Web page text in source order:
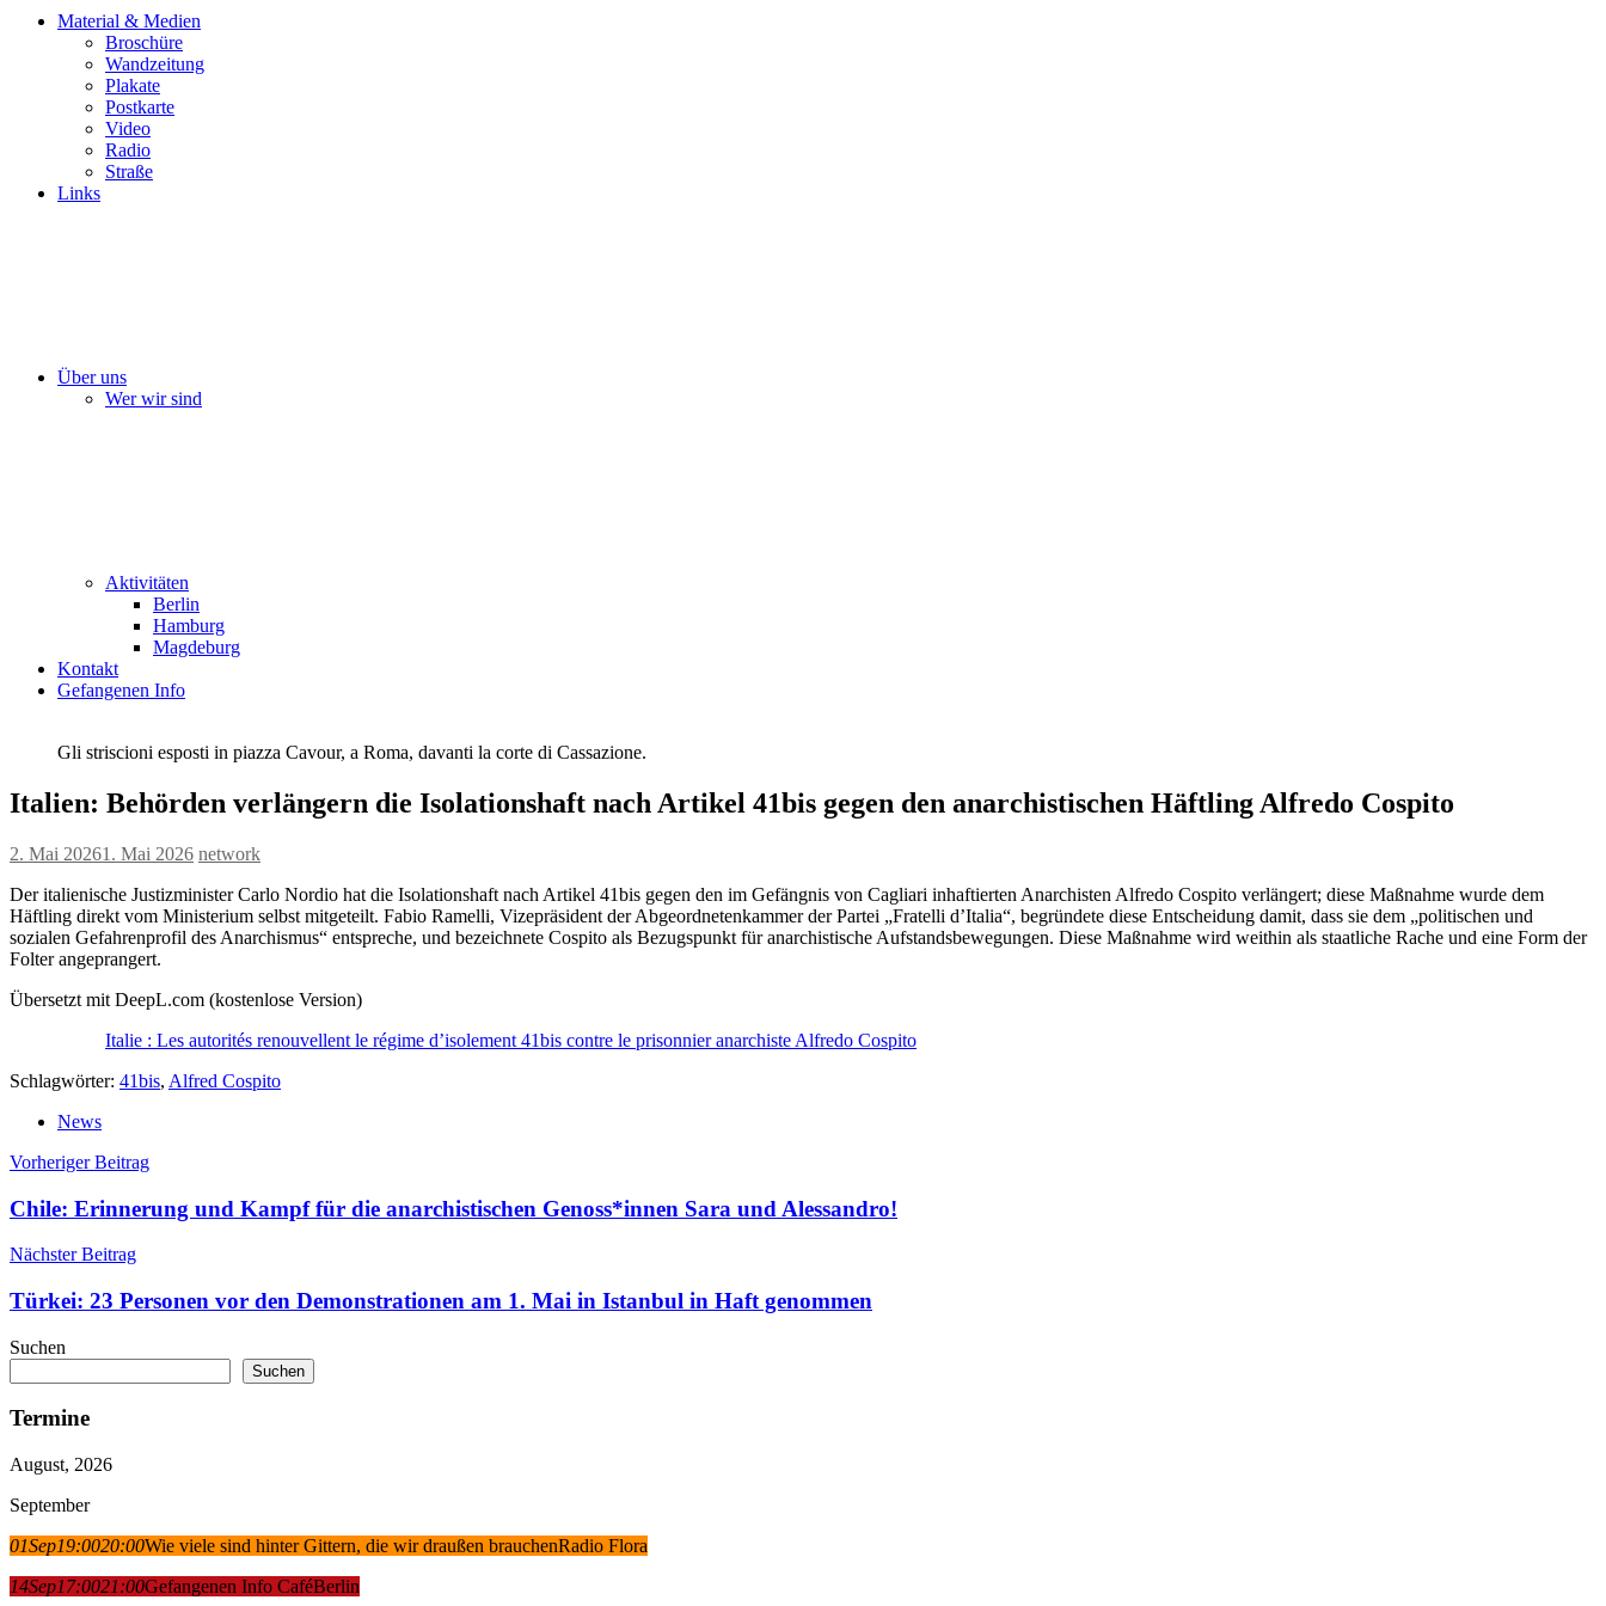
Material & Medien
Broschüre
Wandzeitung
Plakate
Postkarte
Video
Radio
Straße
Links
Über uns
Wer wir sind
Aktivitäten
Berlin
Hamburg
Magdeburg
Kontakt
Gefangenen Info
Gli striscioni esposti in piazza Cavour, a Roma, davanti la corte di Cassazione.
Italien: Behörden verlängern die Isolationshaft nach Artikel 41bis gegen den anarchistischen Häftling Alfredo Cospito
2. Mai 20261. Mai 2026 network
Der italienische Justizminister Carlo Nordio hat die Isolationshaft nach Artikel 41bis gegen den im Gefängnis von Cagliari inhaftierten Anarchisten Alfredo Cospito verlängert; diese Maßnahme wurde dem
Häftling direkt vom Ministerium selbst mitgeteilt. Fabio Ramelli, Vizepräsident der Abgeordnetenkammer der Partei „Fratelli d’Italia“, begründete diese Entscheidung damit, dass sie dem „politischen und
sozialen Gefahrenprofil des Anarchismus“ entspreche, und bezeichnete Cospito als Bezugspunkt für anarchistische Aufstandsbewegungen. Diese Maßnahme wird weithin als staatliche Rache und eine Form der
Folter angeprangert.
Übersetzt mit DeepL.com (kostenlose Version)
Italie : Les autorités renouvellent le régime d’isolement 41bis contre le prisonnier anarchiste Alfredo Cospito
Schlagwörter: 41bis, Alfred Cospito
News
Beitragsnavigation
Vorheriger Beitrag
Chile: Erinnerung und Kampf für die anarchistischen Genoss*innen Sara und Alessandro!
Nächster Beitrag
Türkei: 23 Personen vor den Demonstrationen am 1. Mai in Istanbul in Haft genommen
Suchen
Suchen
Termine
August, 2026
September
01Sep19:0020:00Wie viele sind hinter Gittern, die wir draußen brauchenRadio Flora
14Sep17:0021:00Gefangenen Info CaféBerlin